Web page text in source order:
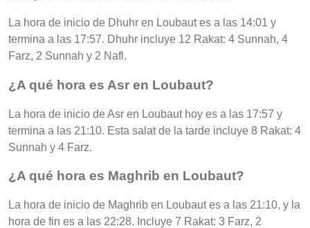
La hora de inicio de Dhuhr en Loubaut es a las 14:01 y
termina a las 17:57. Dhuhr incluye 12 Rakat: 4 Sunnah, 4
Farz, 2 Sunnah y 2 Nafl.
¿A qué hora es Asr en Loubaut?
La hora de inicio de Asr en Loubaut hoy es a las 17:57 y
termina a las 21:10. Esta salat de la tarde incluye 8 Rakat: 4
Sunnah y 4 Farz.
¿A qué hora es Maghrib en Loubaut?
La hora de inicio de Maghrib en Loubaut es a las 21:10, y la
hora de fin es a las 22:28. Incluye 7 Rakat: 3 Farz, 2